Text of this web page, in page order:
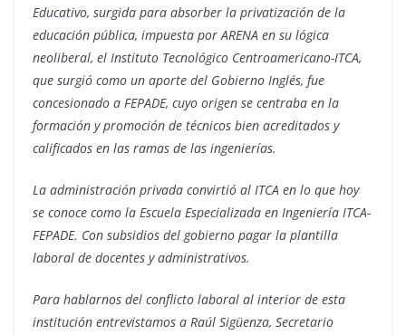
Educativo, surgida para absorber la privatización de la
educación pública, impuesta por ARENA en su lógica
neoliberal, el Instituto Tecnológico Centroamericano-ITCA,
que surgió como un aporte del Gobierno Inglés, fue
concesionado a FEPADE, cuyo origen se centraba en la
formación y promoción de técnicos bien acreditados y
calificados en las ramas de las ingenierías.
La administración privada convirtió al ITCA en lo que hoy
se conoce como la Escuela Especializada en Ingeniería ITCA-
FEPADE. Con subsidios del gobierno pagar la plantilla
laboral de docentes y administrativos.
Para hablarnos del conflicto laboral al interior de esta
institución entrevistamos a Raúl Sigüenza, Secretario